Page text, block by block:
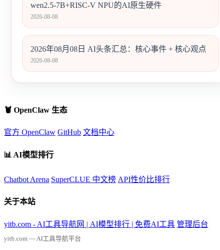
wen2.5-7B+RISC-V NPU的AI原生硬件
2026-08-08
2026年08月08日 AI头条汇总：核心事件 + 核心观点
2026-08-08
🦞 OpenClaw 生态
官方 OpenClaw GitHub 文档中心
📊 AI模型排行
Chatbot Arena SuperCLUE 中文榜 API性价比排行
关于本站
yitb.com - AI工具导航网 | AI模型排行 | 免费AI工具 管理后台
yitb.com — AI工具导航平台